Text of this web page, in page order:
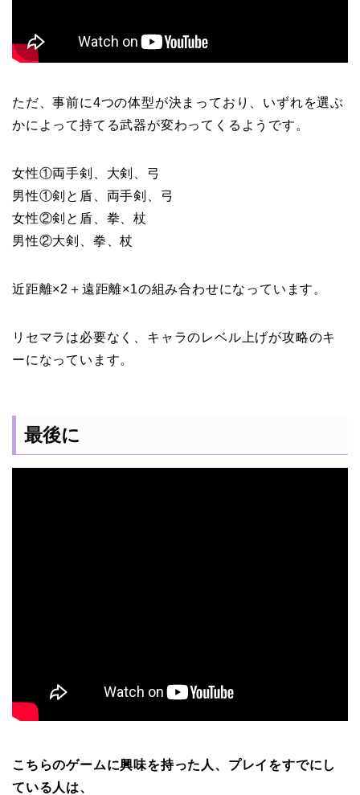
ただ、事前に4つの体型が決まっており、いずれを選ぶ
かによって持てる武器が変わってくるようです。
女性①両手剣、大剣、弓
男性①剣と盾、両手剣、弓
女性②剣と盾、拳、杖
男性②大剣、拳、杖
近距離×2＋遠距離×1の組み合わせになっています。
リセマラは必要なく、キャラのレベル上げが攻略のキ
ーになっています。
最後に
こちらのゲームに興味を持った人、プレイをすでにし
ている人は、